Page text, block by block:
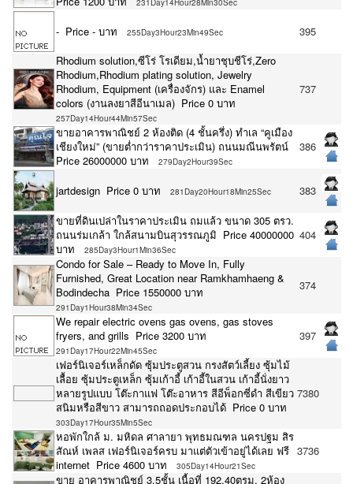
231Day14Hour28Min30Sec
- Price - บาท 255Day3Hour23Min49Sec
395
Rhodium solution,ซีโร่ โรเดียม,น้ำยาชุบชีโร่,Zero
Rhodium,Rhodium plating solution, Jewelry
Rhodium, Equipment (เครื่องจักร) และ Enamel
colors (งานลงยาสีอีนาเมล) Price 0 บาท
257Day14Hour44Min57Sec
737
ขายอาคารพาณิชย์ 2 ห้องติด (4 ชั้นครึ่ง) ทำเล “คูเมือง
เชียงใหม่” (ขายต่ำกว่าราคาประเมิน) ถนนมณีนพรัตน์
Price 26000000 บาท
279Day2Hour39Sec
386
jartdesign Price 0 บาท 281Day20Hour18Min25Sec
383
ขายที่ดินเปล่าในราคาประเมิน ถมแล้ว ขนาด 305 ตรว.
ถนนร่มเกล้า ใกล้สนามบินสุวรรณภูมิ Price 40000000
บาท
285Day3Hour1Min36Sec
404
Condo for Sale – Ready to Move In, Fully
Furnished, Great Location near Ramkhamhaeng &
Bodindecha Price 1550000 บาท
291Day1Hour38Min34Sec
374
We repair electric ovens gas ovens, gas stoves
fryers, and grills Price 3200 บาท
291Day17Hour22Min45Sec
397
เฟอร์นิเจอร์เหล็กดัด ซุ้มประตูสวน กรงสัตว์เลี้ยง ซุ้มไม้
เลื้อย ซุ้มประตูเหล็ก ซุ้มเก้าอี้ เก้าอี้ในสวน เก้าอี้นั่งยาว
หลายรูปแบบ โต๊ะกาแฟ โต๊ะอาหาร สีอีพ็อกซี่ดำ สีเขียว
สนิมหรือสีขาว สามารถถอดประกอบได้ Price 0 บาท
303Day17Hour35Min5Sec
7380
หอพักใกล้ ม. มหิดล ศาลายา พุทธมณฑล นครปฐม สิร
สัณห์ เพลส เฟอร์นิเจอร์ครบ มาแต่ตัวเข้าอยู่ได้เลย ฟรี
internet Price 4600 บาท
305Day14Hour21Sec
3736
ขาย อาคารพาณิชย์ 3.5ชั้น เนื้อที่ 192.40ตรม. 2ห้อง